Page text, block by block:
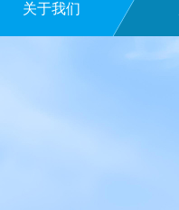
关于我们